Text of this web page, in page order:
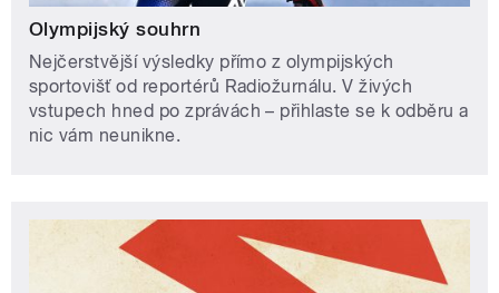
Olympijský souhrn
Nejčerstvější výsledky přímo z olympijských
sportovišť od reportérů Radiožurnálu. V živých
vstupech hned po zprávách – přihlaste se k odběru a
nic vám neunikne.